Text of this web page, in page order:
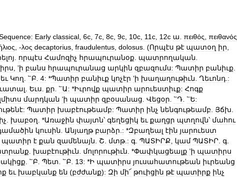
Early classical 6c 7c 8c 9c 10c 11c 12c ա πειθός πειθανός
, -λος decaptorius fraudulentus dolosus . (Որպէս թէ պատօղ իր
որպէս Համոզիչ հրապուրանօք պատրողական
ʼի բանս հրապուրանաց արկին զբազումս: Պատիր բանիւք
եւ Կող ՟Բ 4: *Պատիր բանիւք կոչէր ʼի խաղաղութիւն Ղեւոնդ :
Եւս քր ՟Ա: *Իւրովք պատիր արուեստիւք: Հոգք
մարդկան ʼի պատիր զբօսանաց Վեցօր ՟Դ ՟Ե:
Պատիր խաբէութեամբ: Պատիր ինչ նենգութեամբ Յճխ
խաբօղ . *Առաջին փայտն՝ գեղեցիկ եւ քաղցր պտղովն՝ մահու
կուսին Անյաղթ բարձր : *Զբաղեալ էին յարուեստ
պատիր է քան զամենայն Շ մտթ. : գ ՊԱՏԻՐՔ կամ ՊԱՏԻՐ գ
խաբէութիւն մոլորութիւն . *Փափկացեալք ʼի պատիրս
՟Բ Պետ ՟Բ 13: *Ի պատիրս յուսահատութեան իւրեանց
եւ խաբկանք են (բժժանք): Զի մի՜ թուիցին թէ պատիրք ինչ